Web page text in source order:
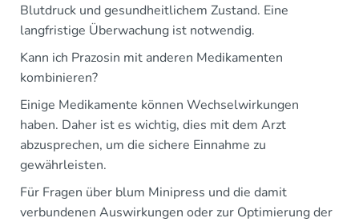
Blutdruck und gesundheitlichem Zustand. Eine
langfristige Überwachung ist notwendig.
Kann ich Prazosin mit anderen Medikamenten
kombinieren?
Einige Medikamente können Wechselwirkungen
haben. Daher ist es wichtig, dies mit dem Arzt
abzusprechen, um die sichere Einnahme zu
gewährleisten.
Für Fragen über blum Minipress und die damit
verbundenen Auswirkungen oder zur Optimierung der